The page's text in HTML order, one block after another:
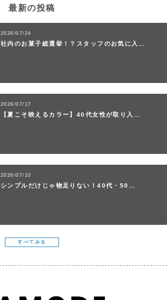
最新の投稿
2026/07/24
社内のお菓子総選挙！？スタッフのお気に入…
2026/07/17
【夏こそ映えるカラー】40代女性が取り入…
2026/07/10
シンプルだけじゃ物足りない！40代・50…
すべてみる